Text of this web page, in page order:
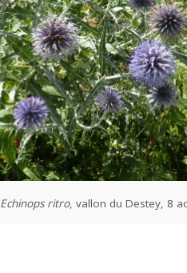
Echinops ritro, vallon du Destey, 8